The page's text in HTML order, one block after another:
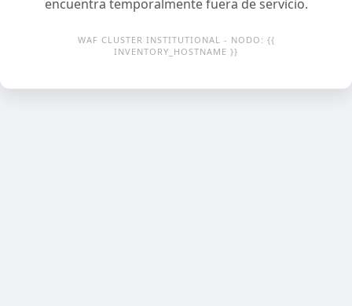
encuentra temporalmente fuera de servicio.
WAF CLUSTER INSTITUTIONAL - NODO: {{
INVENTORY_HOSTNAME }}